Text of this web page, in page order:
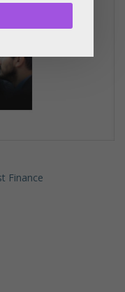
Finance